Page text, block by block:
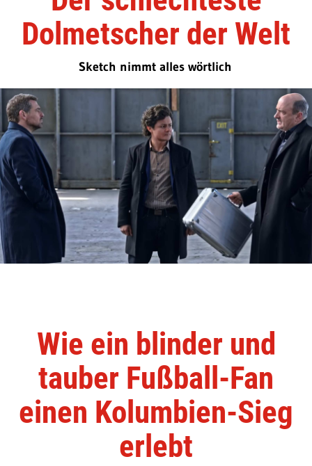
Dolmetscher der Welt
Sketch nimmt alles wörtlich
Wie ein blinder und
tauber Fußball-Fan
einen Kolumbien-Sieg
erlebt